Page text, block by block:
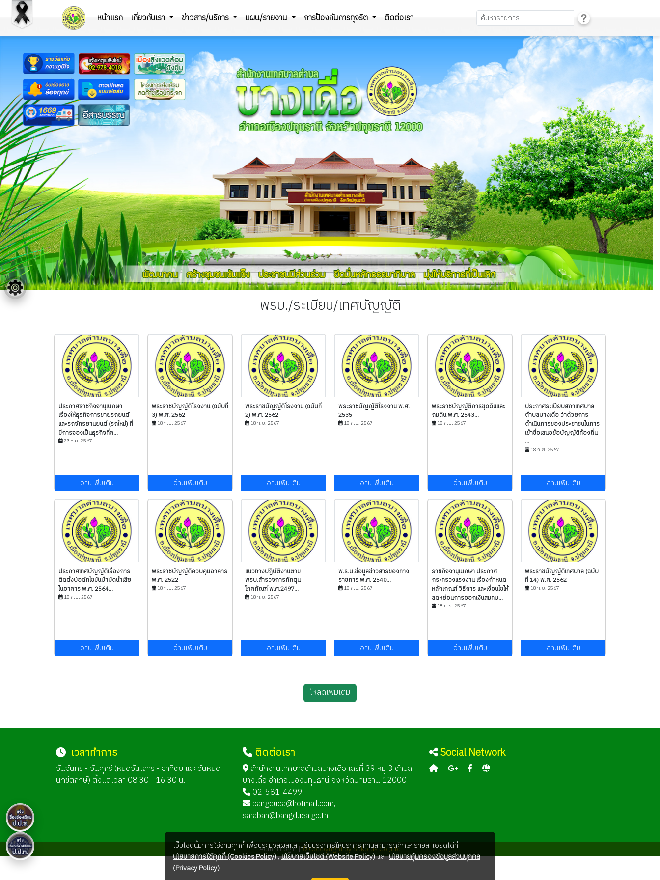
หน้าแรก เกี่ยวกับเรา ข่าวสาร/บริการ แผน/รายงาน การป้องกันการทุจริต ติดต่อเรา
พรบ./ระเบียบ/เทศบัญญัติ
ประกาศราชกิจจานุเบกษา
เรื่องให้ธุรกิจการขายรถยนต์
และรถจักรยานยนต์ (รถใหม่) ที่
มีการจองเป็นธุรกิจที่ค...
23 ธ.ค. 2567
อ่านเพิ่มเติม
พระราชบัญญัติโรงงาน (ฉบับที่
3) พ.ศ. 2562
18 ก.ย. 2567
อ่านเพิ่มเติม
พระราชบัญญัติโรงงาน (ฉบับที่
2) พ.ศ. 2562
18 ก.ย. 2567
อ่านเพิ่มเติม
พระราชบัญญัติโรงงาน พ.ศ.
2535
18 ก.ย. 2567
อ่านเพิ่มเติม
พระราชบัญญัติการขุดดินและ
ถมดิน พ.ศ. 2543...
18 ก.ย. 2567
อ่านเพิ่มเติม
ประกาศระเบียบสภาเทศบาล
ตำบลบางเดื่อ ว่าด้วยการ
ดำเนินการของประชาชนในการ
เข้าชื่อเสนอข้อบัญญัติท้องถิ่น
...
18 ก.ย. 2567
อ่านเพิ่มเติม
ประกาศเทศบัญญัติเรื่องการ
ติดตั้งบ่อดักไขมันบำบัดน้ำเสีย
ในอาคาร พ.ศ. 2564...
18 ก.ย. 2567
อ่านเพิ่มเติม
พระราชบัญญัติควบคุมอาคาร
พ.ศ. 2522
18 ก.ย. 2567
อ่านเพิ่มเติม
แนวทางปฏิบัติงานตาม
พรบ.สำรวจการกักตุน
โภคภัณฑ์ พ.ศ.2497...
18 ก.ย. 2567
อ่านเพิ่มเติม
พ.ร.บ.ข้อมูลข่าวสารของทาง
ราชการ พ.ศ. 2540...
18 ก.ย. 2567
อ่านเพิ่มเติม
ราชกิจจานุเบกษา ประกาศ
กระทรวงแรงงาน เรื่องกำหนด
หลักเกณฑ์ วิธีการ และเงื่อนไขให้
ลดหย่อนการออกเงินสมทบ...
18 ก.ย. 2567
อ่านเพิ่มเติม
พระราชบัญญัติเทศบาล (ฉบับ
ที่ 14) พ.ศ. 2562
18 ก.ย. 2567
อ่านเพิ่มเติม
โหลดเพิ่มเติม
เวลาทำการ
วันจันทร์ - วันศุกร์ (หยุดวันเสาร์ - อาทิตย์ และวันหยุด
นักขัตฤกษ์) ตั้งแต่เวลา 08.30 - 16.30 น.
ติดต่อเรา
สำนักงานเทศบาลตำบลบางเดื่อ เลขที่ 39 หมู่ 3 ตำบล
บางเดื่อ อำเภอเมืองปทุมธานี จังหวัดปทุมธานี 12000
02-581-4499
bangduea@hotmail.com,
saraban@bangduea.go.th
Social Network
Admin Login |© Coppyright by Sukplus Co.,Ltd
เว็บไซต์นี้มีการใช้งานคุกกี้ เพื่อประมวลผลและปรับปรุงการให้บริการ ท่านสามารถศึกษารายละเอียดได้ที่
นโยบายการใช้คุกกี้ (Cookies Policy),นโยบายเว็บไซต์ (Website Policy)และนโยบายคุ้มครองข้อมูลส่วนบุคคล
(Privacy Policy)